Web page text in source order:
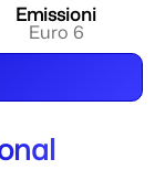
Emissioni
Euro 6